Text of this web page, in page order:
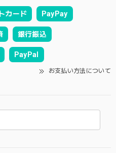
カード PayPay
銀行振込
PayPal
お支払い方法について